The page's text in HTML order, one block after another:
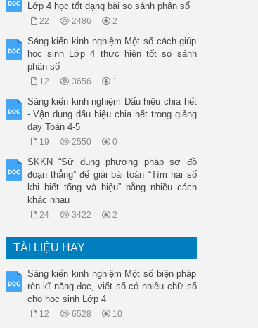
Lớp 4 học tốt dạng bài so sánh phân số
22 2486 2
Sáng kiến kinh nghiệm Một số cách giúp
học sinh Lớp 4 thực hiện tốt so sánh
phân số
12 3656 1
Sáng kiến kinh nghiệm Dấu hiệu chia hết
- Vận dụng dấu hiệu chia hết trong giảng
dạy Toán 4-5
19 2550 0
SKKN “Sử dụng phương pháp sơ đồ
đoạn thẳng” để giải bài toán “Tìm hai số
khi biết tổng và hiệu” bằng nhiều cách
khác nhau
24 3422 2
TÀI LIỆU HAY
Sáng kiến kinh nghiệm Một số biện pháp
rèn kĩ năng đọc, viết số có nhiều chữ số
cho học sinh Lớp 4
12 6528 10